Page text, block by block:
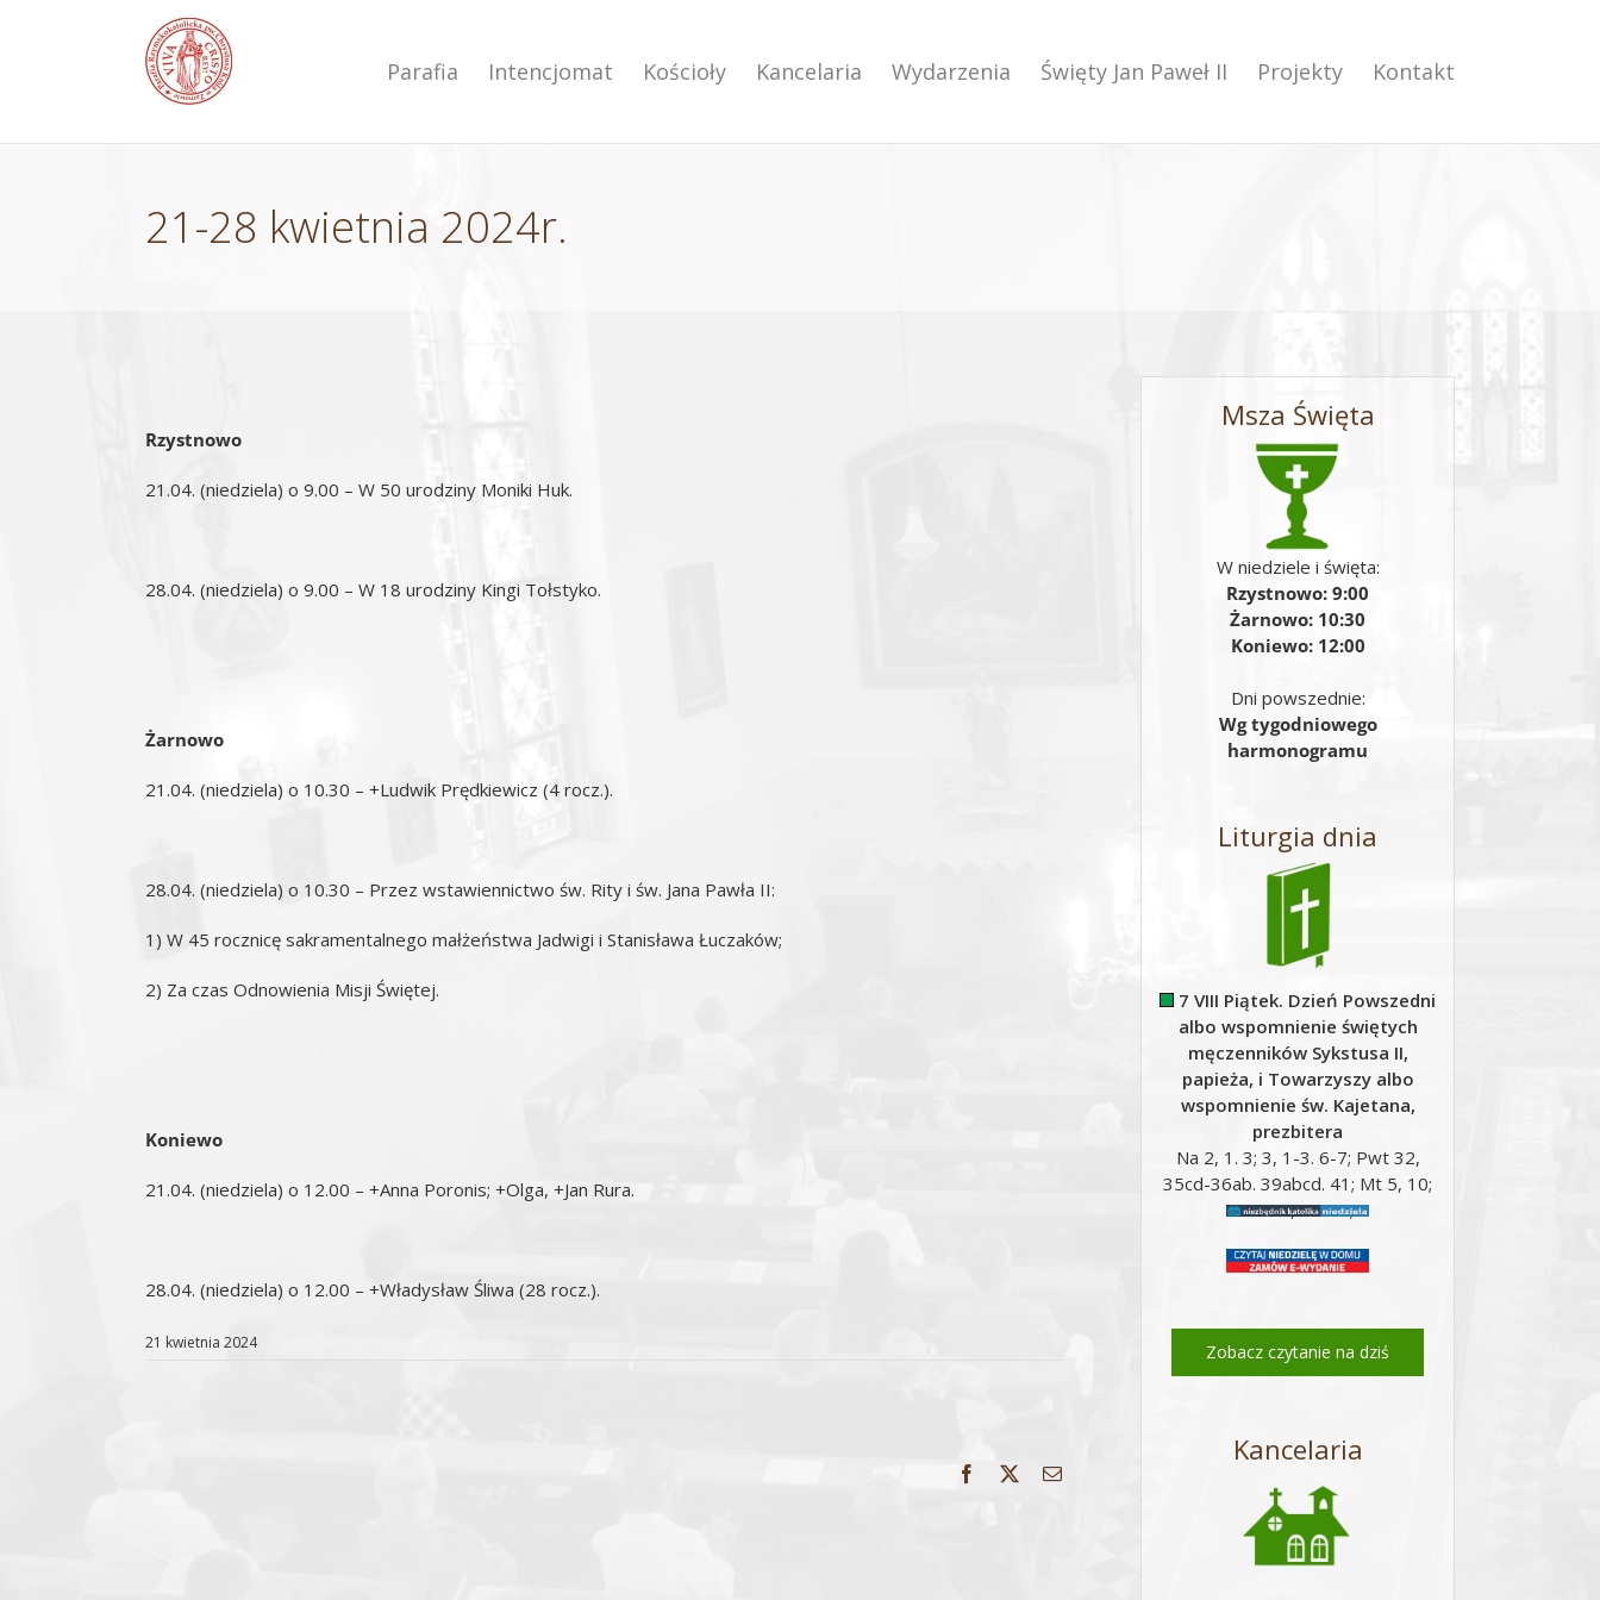
Parafia Intencjomat Kościoły Kancelaria Wydarzenia Święty Jan Paweł II Projekty Kontakt
21-28 kwietnia 2024r.
Rzystnowo
21.04. (niedziela) o 9.00 – W 50 urodziny Moniki Huk.
28.04. (niedziela) o 9.00 – W 18 urodziny Kingi Tołstyko.
Żarnowo
21.04. (niedziela) o 10.30 – +Ludwik Prędkiewicz (4 rocz.).
28.04. (niedziela) o 10.30 – Przez wstawiennictwo św. Rity i św. Jana Pawła II:
1) W 45 rocznicę sakramentalnego małżeństwa Jadwigi i Stanisława Łuczaków;
2) Za czas Odnowienia Misji Świętej.
Koniewo
21.04. (niedziela) o 12.00 – +Anna Poronis; +Olga, +Jan Rura.
28.04. (niedziela) o 12.00 – +Władysław Śliwa (28 rocz.).
21 kwietnia 2024
Facebook Email
Msza Święta
W niedziele i święta:
Rzystnowo: 9:00
Żarnowo: 10:30
Koniewo: 12:00
Dni powszednie:
Wg tygodniowego
harmonogramu
Liturgia dnia
7 VIII Piątek. Dzień Powszedni
albo wspomnienie świętych
męczenników Sykstusa II,
papieża, i Towarzyszy albo
wspomnienie św. Kajetana,
prezbitera
Na 2, 1. 3; 3, 1-3. 6-7; Pwt 32,
35cd-36ab. 39abcd. 41; Mt 5, 10;
Mt 16, 24-28;
Zobacz czytanie na dziś
Kancelaria